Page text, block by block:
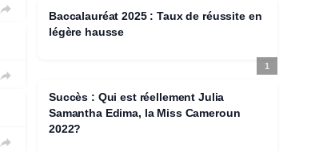



Baccalauréat 2025 : Taux de réussite en
légère hausse
1
Succès : Qui est réellement Julia
Samantha Edima, la Miss Cameroun
2022?